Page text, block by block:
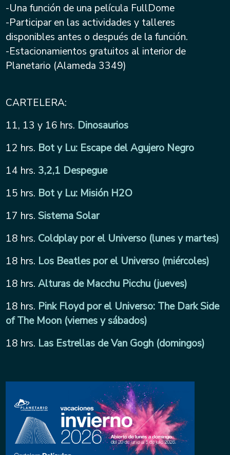
-Una función de una película FullDome
-Participar en las actividades y talleres
disponibles antes o después de la función.
-Estacionamientos gratuitos al interior de
Planetario (Alameda 3349)
CARTELERA:
11, 13 y 16 hrs. Dinosaurios
12 hrs. Bot y Lu: Escape del Agujero Negro
14 hrs. 3,2,1 Despegue
15 hrs. Bot y Lu: Misión H2O
17 hrs. Sistema Solar
18 hrs. Coldplay por el Universo (lunes y martes)
18 hrs. Los Beatles por el Universo (miércoles)
18 hrs.Alturas de Macchu Picchu (jueves)
18 hrs. Pink Floyd por el Universo: The Dark Side
of The Moon (viernes y sábados)
18 hrs. Las Estrellas de Van Gogh (domingos)